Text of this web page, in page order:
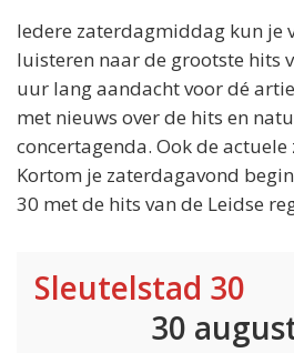
Iedere zaterdagmiddag kun je
luisteren naar de grootste hits
uur lang aandacht voor dé
met nieuws over de hits en
concertagenda. Ook de
Kortom je zaterdagavond
30 met de hits van de Leidse
Sleutelstad 30
30